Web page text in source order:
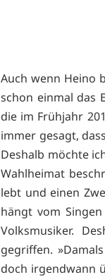
Auch wenn Heino
schon einmal das
die im Frühjahr
immer gesagt,
Deshalb möchte
Wahlheimat
lebt und einen
hängt vom
Volksmusiker.
gegriffen.
doch irgendwann